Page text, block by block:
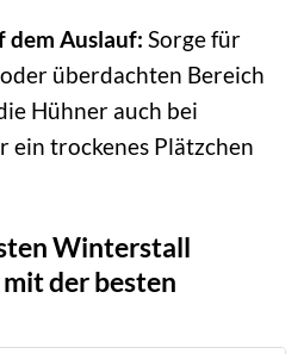
dem Auslauf: Sorge für
überdachten Bereich
Hühner auch bei
ein trockenes Plätzchen
Winterstall
der besten